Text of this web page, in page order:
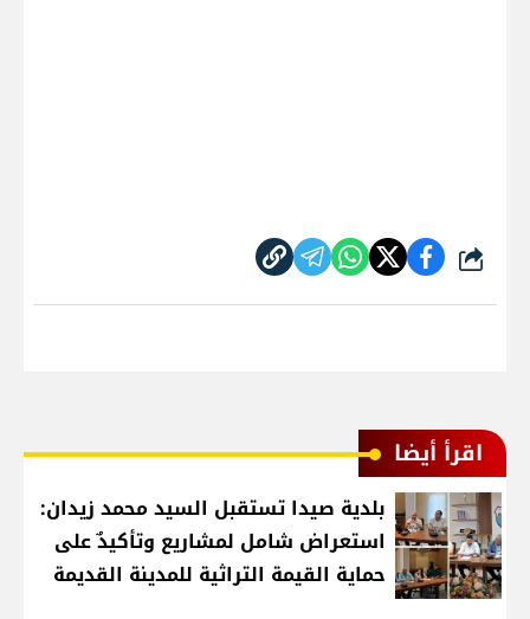
شارك
اقرأ أيضا
بلدية صيدا تستقبل السيد محمد زيدان:
استعراض شامل لمشاريع وتأكيدٌ على
حماية القيمة التراثية للمدينة القديمة